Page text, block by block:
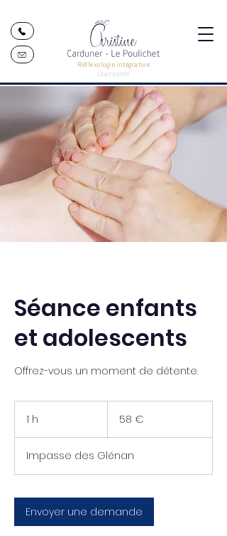
Réflexologie intégrative
Quimperlé
Séance enfants
et adolescents
Offrez-vous un moment de détente.
1 h 58 €
Impasse des Glénan
Envoyer une demande